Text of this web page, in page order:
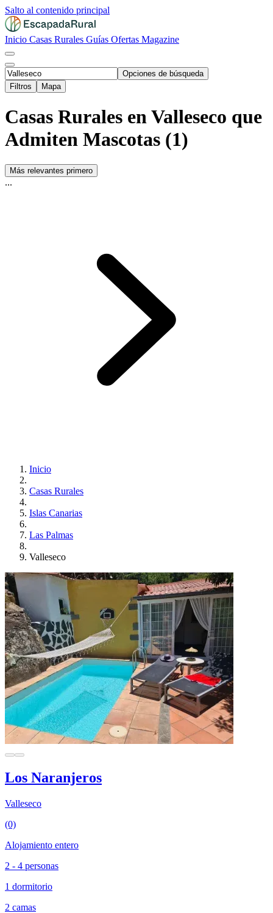
Salto al contenido principal
Inicio Casas Rurales Guías Ofertas Magazine
Opciones de búsqueda
Filtros
Mapa
Casas Rurales en Valleseco que
Admiten Mascotas (1)
Más relevantes primero
...
Inicio
Casas Rurales
Islas Canarias
Las Palmas
Valleseco
Los Naranjeros
Valleseco
(0)
Alojamiento entero
2 - 4 personas
1 dormitorio
2 camas